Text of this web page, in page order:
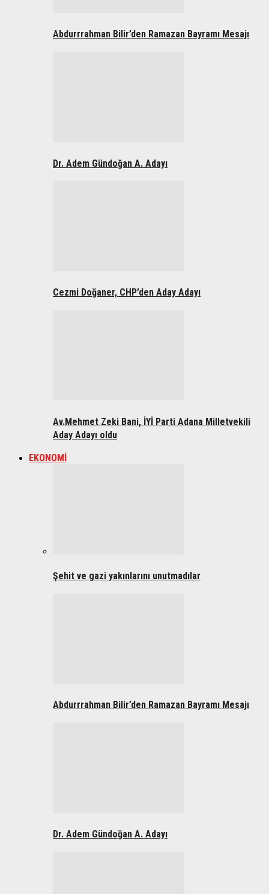
Abdurrrahman Bilir’den Ramazan Bayramı Mesajı
Dr. Adem Gündoğan A. Adayı
Cezmi Doğaner, CHP’den Aday Adayı
Av.Mehmet Zeki Bani, İYİ Parti Adana Milletvekili
Aday Adayı oldu
EKONOMİ
Şehit ve gazi yakınlarını unutmadılar
Abdurrrahman Bilir’den Ramazan Bayramı Mesajı
Dr. Adem Gündoğan A. Adayı